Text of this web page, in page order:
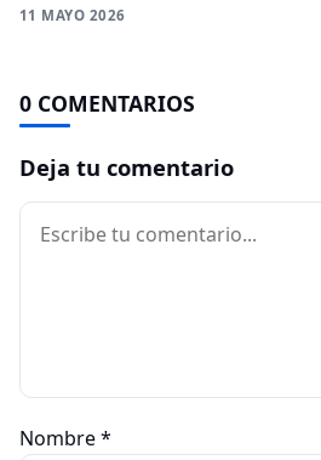
11 MAYO 2026
0 COMENTARIOS
Deja tu comentario
Comentario
Nombre*